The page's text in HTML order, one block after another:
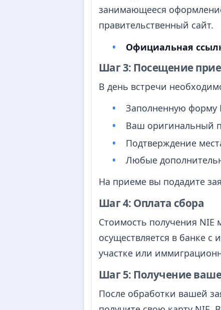
занимающееся
правительственный сайт.
Официальная
Шаг 3: Посещение
В день встречи
Заполненную форму
Ваш оригинальный
Подтверждение
Любые
На приеме вы подадите
Шаг 4: Оплата сбора
Стоимость получения NIE
осуществляется в банке
участке или
Шаг 5: Получение
После обработки вашей